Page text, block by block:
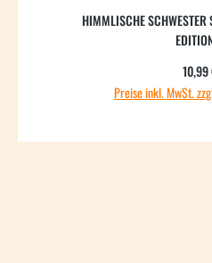
HIMMLISCHE
10,99
Preise inkl. MwSt.